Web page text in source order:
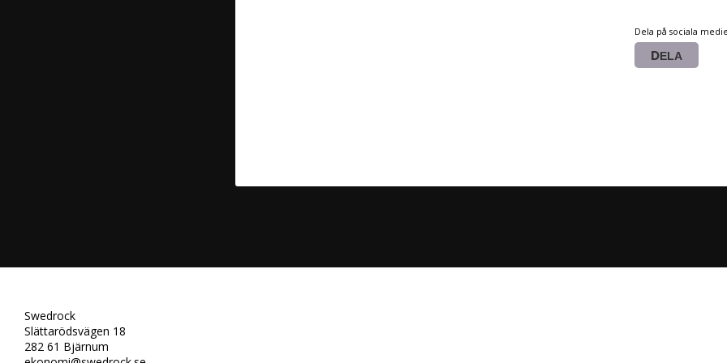
Dela på sociala
DELA
Swedrock
Slättarödsvägen 18
282 61 Bjärnum